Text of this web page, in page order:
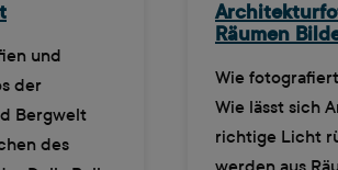
und
der
Bergwelt
des
Räumen
Wie
Wie lässt sich
richtige Licht